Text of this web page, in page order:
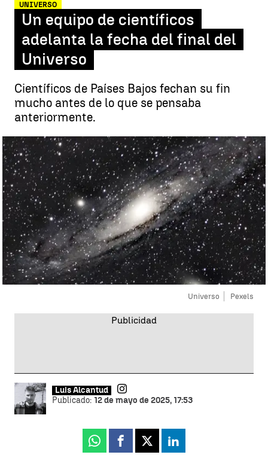
UNIVERSO
Un equipo de científicos
adelanta la fecha del final del
Universo
Científicos de Países Bajos fechan su fin
mucho antes de lo que se pensaba
anteriormente.
Universo Pexels
Luis Alcantud
Publicado: 12 de mayo de 2025, 17:53
Whatsapp
Facebook
X Linkedin